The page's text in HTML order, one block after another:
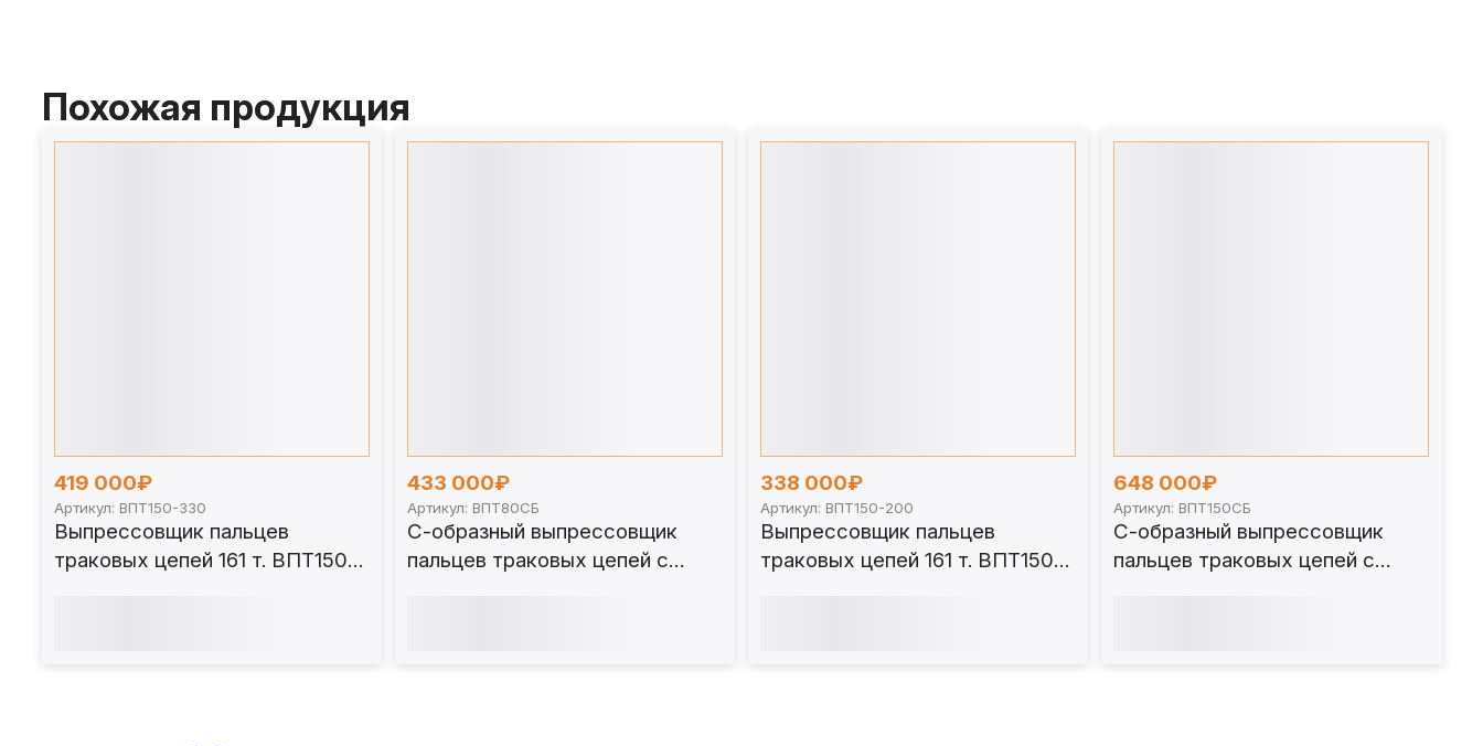
Похожая продукция
419 000₽
Артикул: ВПТ150-330
Выпрессовщик пальцев
траковых цепей 161 т. ВПТ150-
433 000₽
Артикул: ВПТ80СБ
С-образный выпрессовщик
пальцев траковых цепей с
338 000₽
Артикул: ВПТ150-200
Выпрессовщик пальцев
траковых цепей 161 т. ВПТ150-
648 000₽
Артикул: ВПТ150СБ
С-образный выпрессовщик
пальцев траковых цепей с